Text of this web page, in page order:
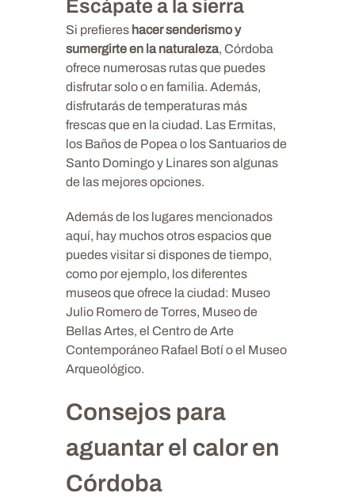
Escápate a la sierra
Si prefieres hacer senderismo y
sumergirte en la naturaleza, Córdoba
ofrece numerosas rutas que puedes
disfrutar solo o en familia. Además,
disfrutarás de temperaturas más
frescas que en la ciudad. Las Ermitas,
los Baños de Popea o los Santuarios de
Santo Domingo y Linares son algunas
de las mejores opciones.
Además de los lugares mencionados
aquí, hay muchos otros espacios que
puedes visitar si dispones de tiempo,
como por ejemplo, los diferentes
museos que ofrece la ciudad: Museo
Julio Romero de Torres, Museo de
Bellas Artes, el Centro de Arte
Contemporáneo Rafael Botí o el Museo
Arqueológico.
Consejos para
aguantar el calor en
Córdoba